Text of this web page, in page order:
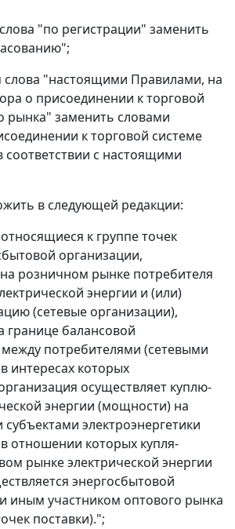
"по регистрации" заменить
слова "настоящими Правилами, на
о присоединении к торговой
рынка" заменить словами
к торговой системе
соответствии с настоящими
в следующей редакции:
к группе точек
организации,
розничном рынке потребителя
энергии и (или)
(сетевые организации),
границе балансовой
потребителями (сетевыми
интересах которых
осуществляет куплю-
энергии (мощности) на
электроэнергетики
отношении которых купля-
рынке электрической энергии
энергосбытовой
иным участником оптового рынка
поставки).";